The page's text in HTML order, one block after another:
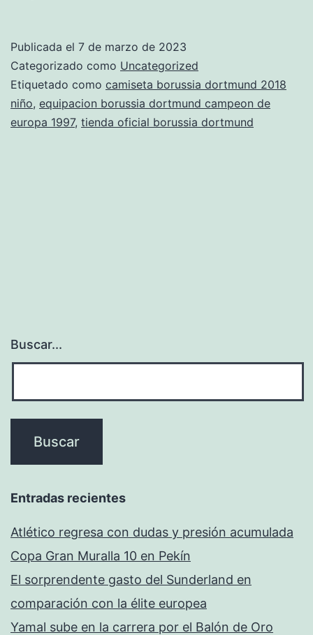
dortmund
replica
Publicada el 7 de marzo de 2023
Categorizado como Uncategorized
Etiquetado como camiseta borussia dortmund 2018
niño, equipacion borussia dortmund campeon de
europa 1997, tienda oficial borussia dortmund
Buscar...
Entradas recientes
Atlético regresa con dudas y presión acumulada
Copa Gran Muralla 10 en Pekín
El sorprendente gasto del Sunderland en
comparación con la élite europea
Yamal sube en la carrera por el Balón de Oro